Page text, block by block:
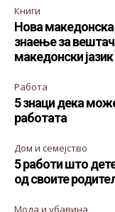
Книги
Нова македонска
знаење за
македонски јазик
Работа
5 знаци дека
работата
Дом и семејство
5 работи што
од своите
Мода и убавина